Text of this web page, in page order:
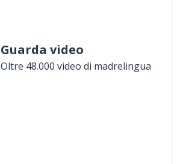
Guarda video
Oltre 48.000 video di madrelingua